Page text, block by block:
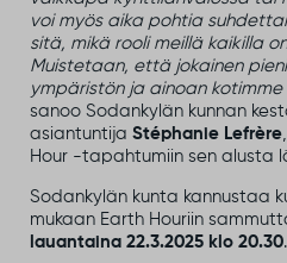
voi myös aika pohtia
sitä, mikä rooli meillä kaikilla
Muistetaan, että jokainen
ympäristön ja ainoan
sanoo Sodankylän kunnan
asiantuntija Stéphanie Lefrère
Hour -tapahtumiin sen alusta
Sodankylän kunta kannustaa
mukaan Earth Houriin
lauantaina 22.3.2025 klo 20.30.